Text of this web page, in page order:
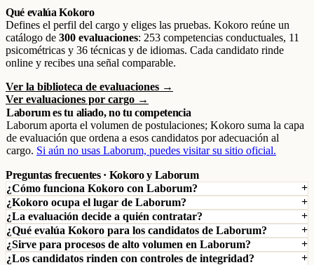
Qué evalúa Kokoro
Defines el perfil del cargo y eliges las pruebas. Kokoro reúne un
catálogo de 300 evaluaciones: 253 competencias conductuales, 11
psicométricas y 36 técnicas y de idiomas. Cada candidato rinde
online y recibes una señal comparable.
Ver la biblioteca de evaluaciones →
Ver evaluaciones por cargo →
Laborum es tu aliado, no tu competencia
Laborum aporta el volumen de postulaciones; Kokoro suma la capa
de evaluación que ordena a esos candidatos por adecuación al
cargo. Si aún no usas Laborum, puedes visitar su sitio oficial.
Preguntas frecuentes · Kokoro y Laborum
¿Cómo funciona Kokoro con Laborum?
¿Kokoro ocupa el lugar de Laborum?
¿La evaluación decide a quién contratar?
¿Qué evalúa Kokoro para los candidatos de Laborum?
¿Sirve para procesos de alto volumen en Laborum?
¿Los candidatos rinden con controles de integridad?